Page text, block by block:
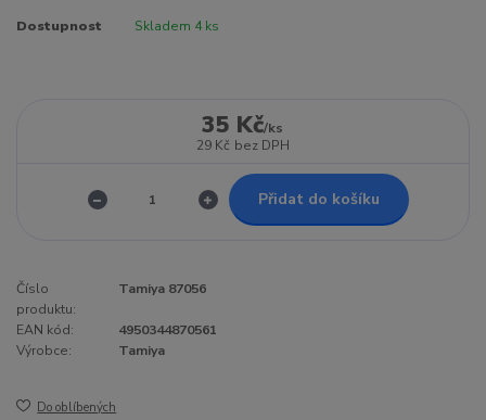
Dostupnost Skladem 4 ks
35 Kč/ks
29 Kč bez DPH
Přidat do košíku
Číslo
produktu:
Tamiya 87056
EAN kód:
4950344870561
Výrobce:
Tamiya
Do oblíbených